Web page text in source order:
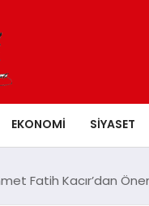
EKONOMI SIYASET
Fatih Kacır’dan